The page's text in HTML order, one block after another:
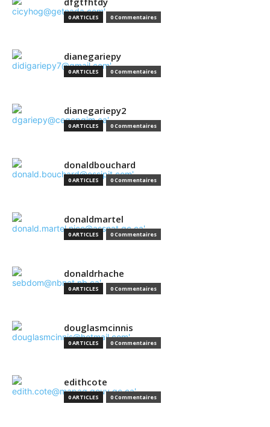
0 ARTICLES 0 Commentaires
dianegariepy
0 ARTICLES 0 Commentaires
dianegariepy2
0 ARTICLES 0 Commentaires
donaldbouchard
0 ARTICLES 0 Commentaires
donaldmartel
0 ARTICLES 0 Commentaires
donaldrhache
0 ARTICLES 0 Commentaires
douglasmcinnis
0 ARTICLES 0 Commentaires
edithcote
0 ARTICLES 0 Commentaires